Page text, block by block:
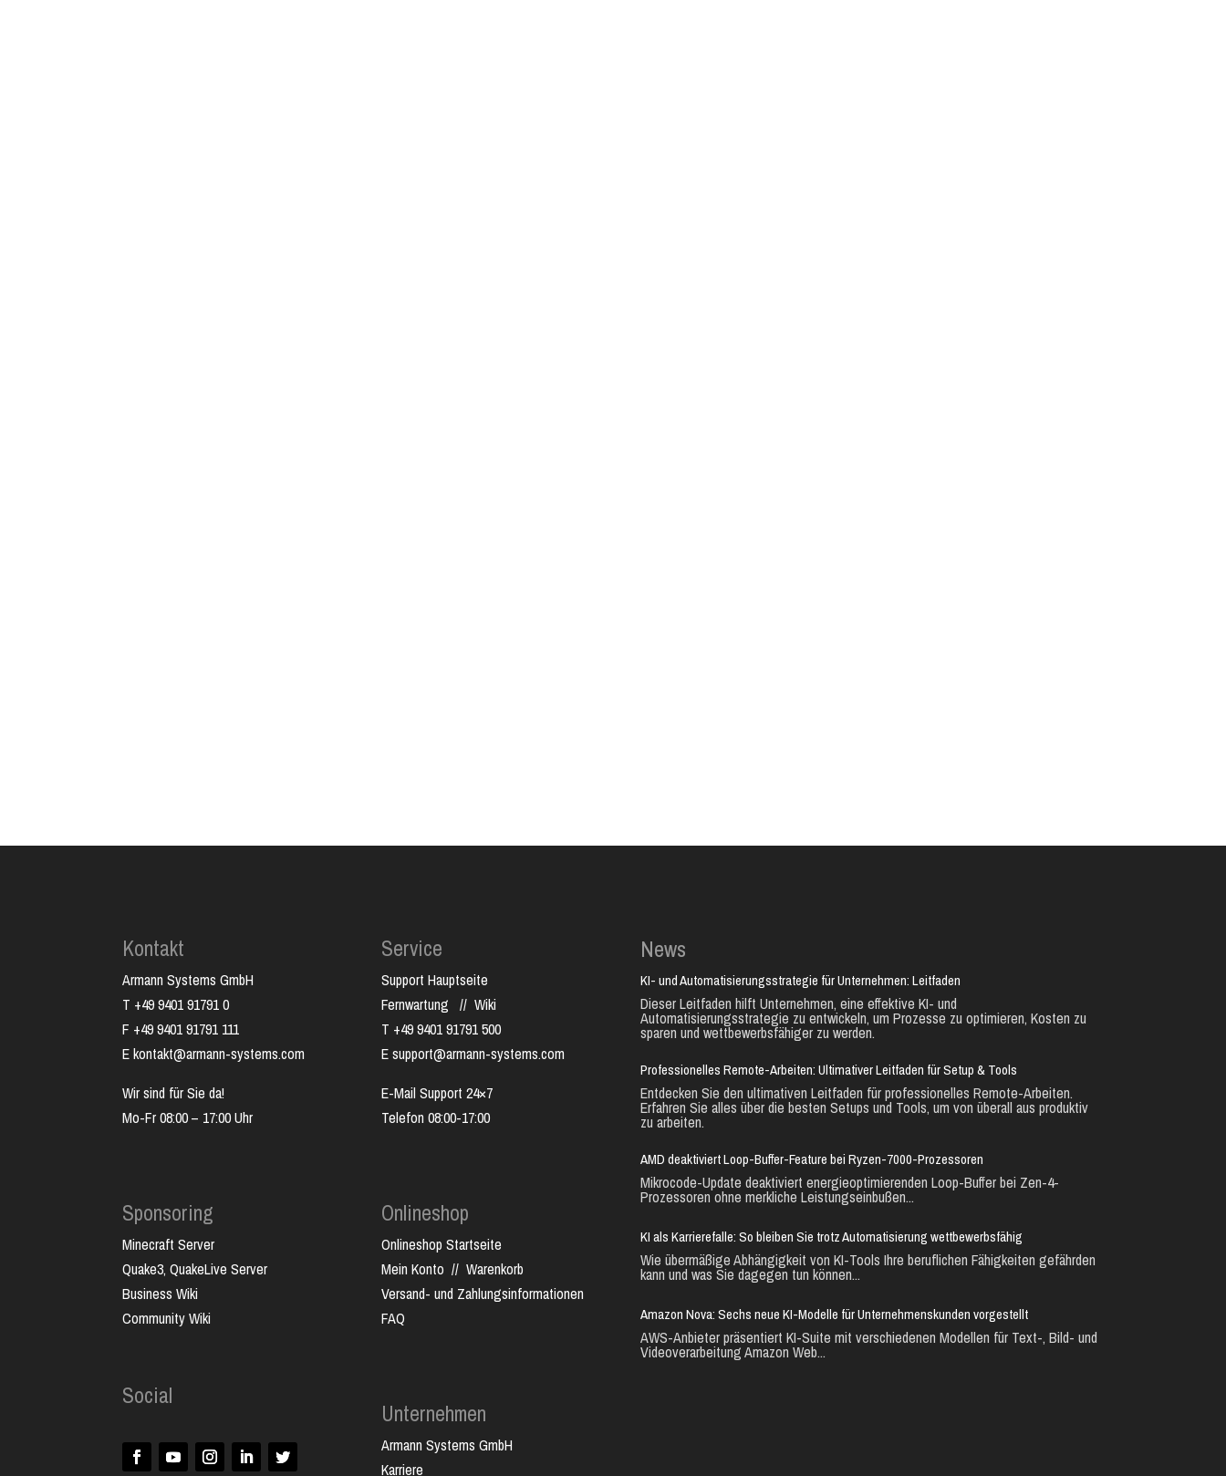
Kontakt
Armann Systems GmbH
T +49 9401 91791 0
F +49 9401 91791 111
E kontakt@armann-systems.com
Wir sind für Sie da!
Mo-Fr 08:00 – 17:00 Uhr
Sponsoring
Minecraft Server
Quake3, QuakeLive Server
Business Wiki
Community Wiki
Social
Service
Support Hauptseite
Fernwartung // Wiki
T +49 9401 91791 500
E support@armann-systems.com
E-Mail Support 24×7
Telefon 08:00-17:00
Onlineshop
Onlineshop Startseite
Mein Konto // Warenkorb
Versand- und Zahlungsinformationen
FAQ
Unternehmen
Armann Systems GmbH
Karriere
News
KI- und Automatisierungsstrategie für Unternehmen: Leitfaden
Dieser Leitfaden hilft Unternehmen, eine effektive KI- und
Automatisierungsstrategie zu entwickeln, um Prozesse zu optimieren, Kosten zu
sparen und wettbewerbsfähiger zu werden.
Professionelles Remote-Arbeiten: Ultimativer Leitfaden für Setup & Tools
Entdecken Sie den ultimativen Leitfaden für professionelles Remote-Arbeiten.
Erfahren Sie alles über die besten Setups und Tools, um von überall aus produktiv
zu arbeiten.
AMD deaktiviert Loop-Buffer-Feature bei Ryzen-7000-Prozessoren
Mikrocode-Update deaktiviert energieoptimierenden Loop-Buffer bei Zen-4-
Prozessoren ohne merkliche Leistungseinbußen...
KI als Karrierefalle: So bleiben Sie trotz Automatisierung wettbewerbsfähig
Wie übermäßige Abhängigkeit von KI-Tools Ihre beruflichen Fähigkeiten gefährden
kann und was Sie dagegen tun können...
Amazon Nova: Sechs neue KI-Modelle für Unternehmenskunden vorgestellt
AWS-Anbieter präsentiert KI-Suite mit verschiedenen Modellen für Text-, Bild- und
Videoverarbeitung Amazon Web...